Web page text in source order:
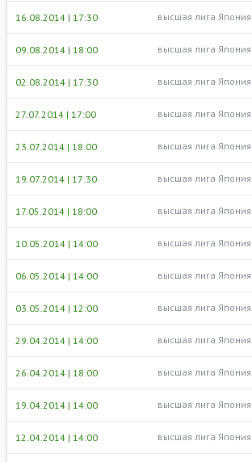
16.08.2014 | 17:30 высшая лига Япония
09.08.2014 | 18:00 высшая лига Япония
02.08.2014 | 17:30 высшая лига Япония
27.07.2014 | 17:00 высшая лига Япония
23.07.2014 | 18:00 высшая лига Япония
19.07.2014 | 17:30 высшая лига Япония
17.05.2014 | 18:00 высшая лига Япония
10.05.2014 | 14:00 высшая лига Япония
06.05.2014 | 14:00 высшая лига Япония
03.05.2014 | 12:00 высшая лига Япония
29.04.2014 | 14:00 высшая лига Япония
26.04.2014 | 18:00 высшая лига Япония
19.04.2014 | 14:00 высшая лига Япония
12.04.2014 | 14:00 высшая лига Япония